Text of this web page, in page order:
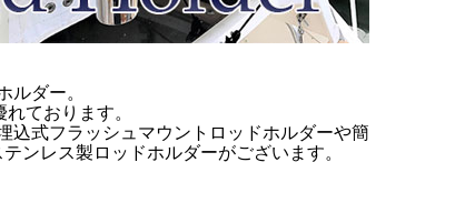
ルダー。
ております。
式フラッシュマウントロッドホルダーや簡易
ンレス製ロッドホルダーがございます。